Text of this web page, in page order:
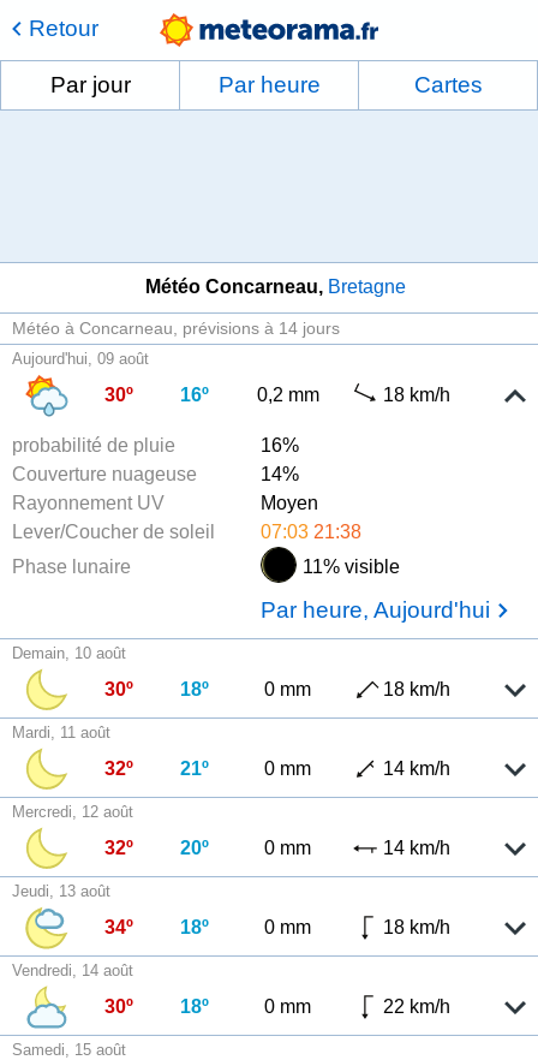
Retour
Par jour Par heure Cartes
Météo Concarneau Bretagne
Météo à Concarneau prévisions à 14 jours
Aujourd'hui, 09 août
30º 16º 0,2 mm 18 km/h
probabilité de pluie
16%
Couverture nuageuse
14%
Rayonnement UV
Moyen
Lever/Coucher de soleil
07:03 21:38
Phase lunaire
11% visible
Par heure, Aujourd'hui
Demain, 10 août
30º 18º 0 mm 18 km/h
Mardi, 11 août
32º 21º 0 mm 14 km/h
Mercredi, 12 août
32º 20º 0 mm 14 km/h
Jeudi, 13 août
34º 18º 0 mm 18 km/h
Vendredi, 14 août
30º 18º 0 mm 22 km/h
Samedi, 15 août